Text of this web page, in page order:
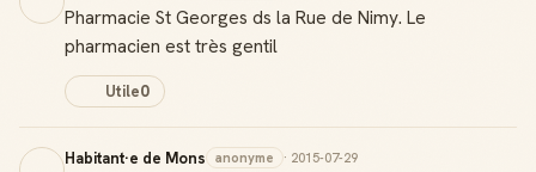
Pharmacie St Georges ds la Rue de Nimy. Le
pharmacien est très gentil
Utile0
Habitant·e de Mons anonyme · 2015-07-29